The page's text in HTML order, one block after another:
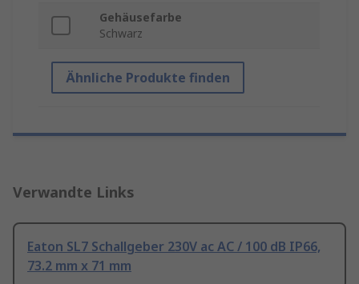
Gehäusefarbe
Schwarz
Ähnliche Produkte finden
Verwandte Links
Eaton SL7 Schallgeber 230V ac AC / 100 dB IP66,
73.2 mm x 71 mm